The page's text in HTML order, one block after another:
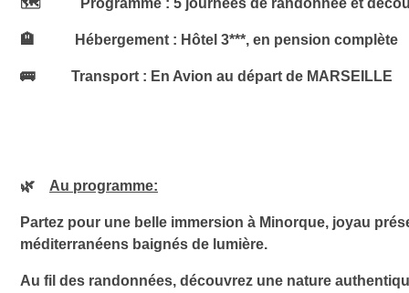
🏨 Hébergement : Hôtel 3***, en pension complète
🚌 Transport : En Avion au départ de MARSEILLE
🌿 Au programme:
Partez pour une belle immersion à Minorque, joyau
méditerranéens baignés de lumière.
Au fil des randonnées, découvrez une nature